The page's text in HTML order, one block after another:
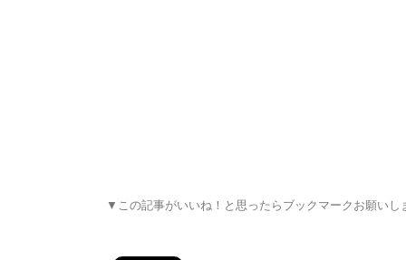
▼この記事がいいね！と思ったらブックマークお願いし